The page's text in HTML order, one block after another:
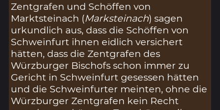
Zentgrafen und Schöffen von
Marktsteinach (Marksteinach) sagen
urkundlich aus, dass die Schöffen von
Schweinfurt ihnen eidlich versichert
hätten, dass die Zentgrafen des
Würzburger Bischofs schon immer zu
Gericht in Schweinfurt gesessen hätten
und die Schweinfurter meinten, ohne die
Würzburger Zentgrafen kein Recht